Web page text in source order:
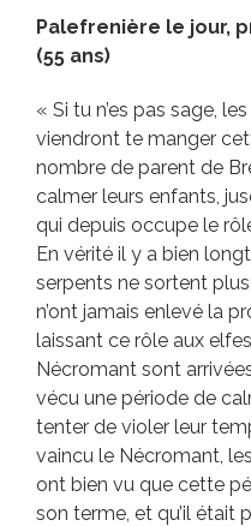
Palefrenière le jour,
(55 ans)
« Si tu n’es pas sage,
viendront te manger
nombre de parent de
calmer leurs enfants,
qui depuis occupe le
En vérité il y a bien
serpents ne sortent
n’ont jamais enlevé la
laissant ce rôle aux
Nécromant sont
vécu une période de
tenter de violer leur
vaincu le Nécromant,
ont bien vu que cette
son terme, et qu’il était